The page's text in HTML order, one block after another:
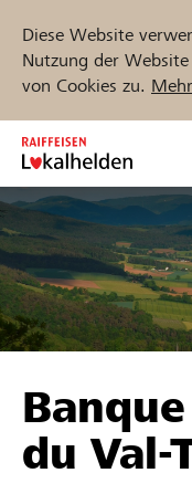
Diese Website
Nutzung der
von Cookies zu.
Zum
Inhalt
springen
Unterstützen
Hilfe &
Projekte und
du Val-